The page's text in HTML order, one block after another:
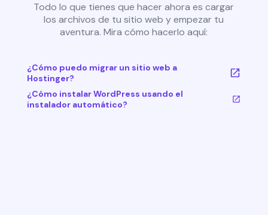
Todo lo que tienes que hacer ahora es cargar
los archivos de tu sitio web y empezar tu
aventura. Mira cómo hacerlo aquí:
¿Cómo puedo migrar un sitio web a
Hostinger?
¿Cómo instalar WordPress usando el
instalador automático?